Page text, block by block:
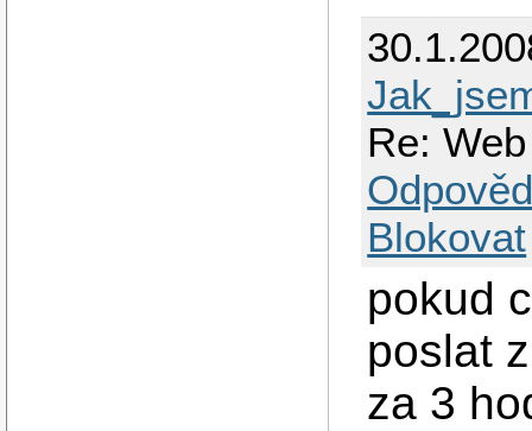
Re:
Blokovat
pokud
poslat
za 3